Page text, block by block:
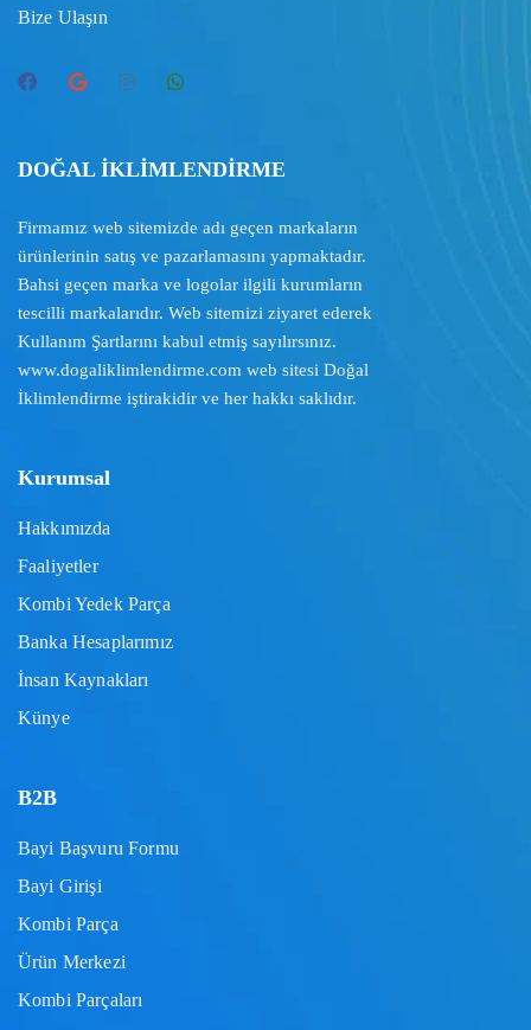
Bize Ulaşın
DOĞAL İKLİMLENDİRME
Firmamız web sitemizde adı geçen markaların
ürünlerinin satış ve pazarlamasını yapmaktadır.
Bahsi geçen marka ve logolar ilgili kurumların
tescilli markalarıdır. Web sitemizi ziyaret ederek
Kullanım Şartlarını kabul etmiş sayılırsınız.
www.dogaliklimlendirme.com web sitesi Doğal
İklimlendirme iştirakidir ve her hakkı saklıdır.
Kurumsal
Hakkımızda
Faaliyetler
Kombi Yedek Parça
Banka Hesaplarımız
İnsan Kaynakları
Künye
B2B
Bayi Başvuru Formu
Bayi Girişi
Kombi Parça
Ürün Merkezi
Kombi Parçaları